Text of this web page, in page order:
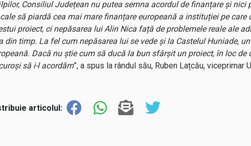
Consiliul Județean nu putea semna acordul de finanțare și
să piardă cea mai mare finanțare europeană a instituției pe
proiect, ci nepăsarea lui Alin Nica față de problemele reale ale
din timp. La fel cum nepăsarea lui se vede și la Castelul Huniade,
Dacă nu știe cum să ducă la bun sfârșit un proiect, în loc
să i-l acordăm”, a spus la rândul său, Ruben Lațcău, viceprimar
articolul: